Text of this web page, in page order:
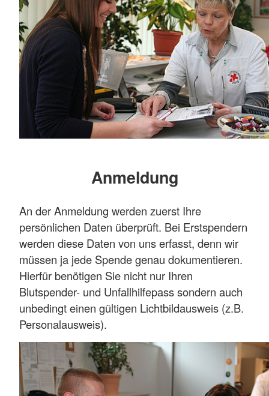
Anmeldung
An der Anmeldung werden zuerst Ihre
persönlichen Daten überprüft. Bei Erstspendern
werden diese Daten von uns erfasst, denn wir
müssen ja jede Spende genau dokumentieren.
Hierfür benötigen Sie nicht nur Ihren
Blutspender- und Unfallhilfepass sondern auch
unbedingt einen gültigen Lichtbildausweis (z.B.
Personalausweis).